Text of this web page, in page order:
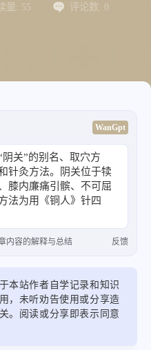
量: 55 评论数: 0
WanGpt
关”的别名、取穴方
针灸方法。阴关位于犊
膝内廉痛引髌、不可屈
法为用《铜人》针四
内容的解释与总结 反馈
本站作者自学记录和知识
，未听劝告使用或分享造
。阅读或分享即表示同意